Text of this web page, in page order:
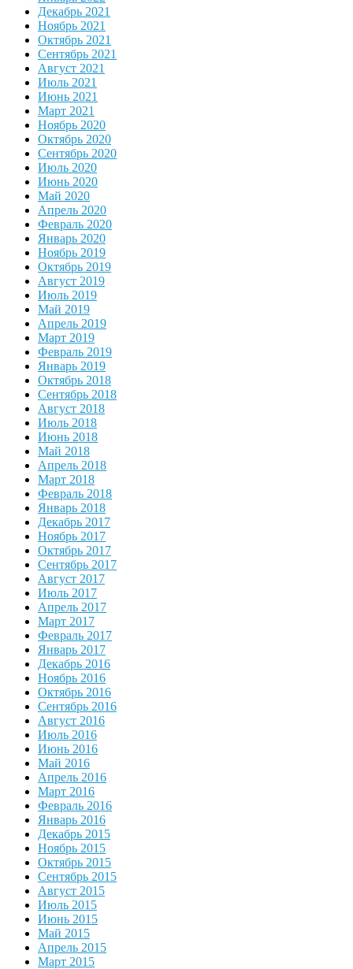
Декабрь 2021
Ноябрь 2021
Октябрь 2021
Сентябрь 2021
Август 2021
Июль 2021
Июнь 2021
Март 2021
Ноябрь 2020
Октябрь 2020
Сентябрь 2020
Июль 2020
Июнь 2020
Май 2020
Апрель 2020
Февраль 2020
Январь 2020
Ноябрь 2019
Октябрь 2019
Август 2019
Июль 2019
Май 2019
Апрель 2019
Март 2019
Февраль 2019
Январь 2019
Октябрь 2018
Сентябрь 2018
Август 2018
Июль 2018
Июнь 2018
Май 2018
Апрель 2018
Март 2018
Февраль 2018
Январь 2018
Декабрь 2017
Ноябрь 2017
Октябрь 2017
Сентябрь 2017
Август 2017
Июль 2017
Апрель 2017
Март 2017
Февраль 2017
Январь 2017
Декабрь 2016
Ноябрь 2016
Октябрь 2016
Сентябрь 2016
Август 2016
Июль 2016
Июнь 2016
Май 2016
Апрель 2016
Март 2016
Февраль 2016
Январь 2016
Декабрь 2015
Ноябрь 2015
Октябрь 2015
Сентябрь 2015
Август 2015
Июль 2015
Июнь 2015
Май 2015
Апрель 2015
Март 2015